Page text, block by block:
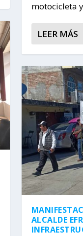
motocicleta
LEER MÁS
ALCALDE